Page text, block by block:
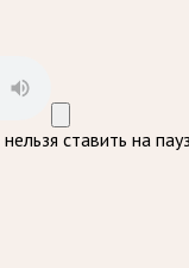
нельзя ставить на